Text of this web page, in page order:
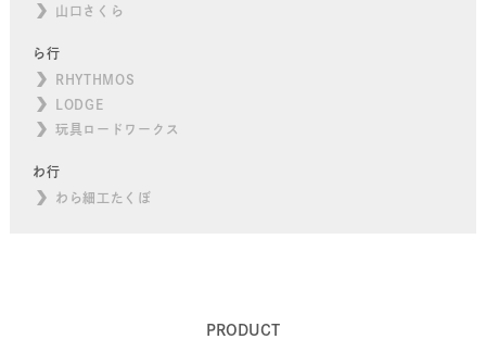
山口さくら
ら行
RHYTHMOS
LODGE
玩具ロードワークス
わ行
わら細工たくぼ
PRODUCT